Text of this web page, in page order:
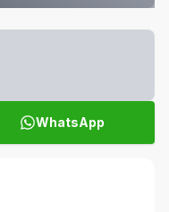
WhatsApp